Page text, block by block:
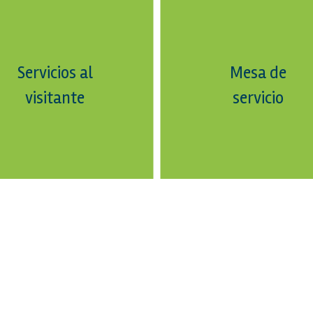
Servicios al
visitante
Mesa de
servicio